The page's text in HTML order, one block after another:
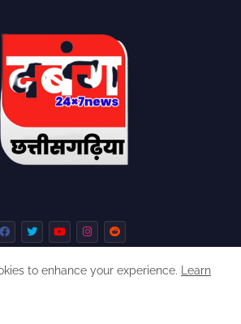
to enhance your experience.
Learn